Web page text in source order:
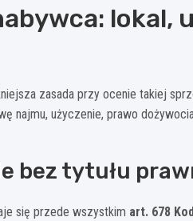
lokal,
zasada przy ocenie takiej
najmu, użyczenie, prawo
bez tytułu
się przede wszystkim art. 678